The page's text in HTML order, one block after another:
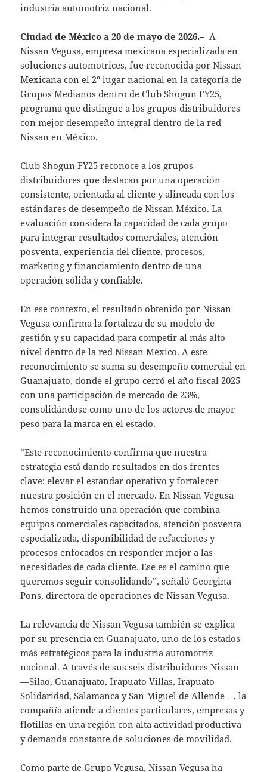
industria automotriz nacional.
Ciudad de México a 20 de mayo de 2026.– A
Nissan Vegusa, empresa mexicana especializada en
soluciones automotrices, fue reconocida por Nissan
Mexicana con el 2º lugar nacional en la categoría de
Grupos Medianos dentro de Club Shogun FY25,
programa que distingue a los grupos distribuidores
con mejor desempeño integral dentro de la red
Nissan en México.
Club Shogun FY25 reconoce a los grupos
distribuidores que destacan por una operación
consistente, orientada al cliente y alineada con los
estándares de desempeño de Nissan México. La
evaluación considera la capacidad de cada grupo
para integrar resultados comerciales, atención
posventa, experiencia del cliente, procesos,
marketing y financiamiento dentro de una
operación sólida y confiable.
En ese contexto, el resultado obtenido por Nissan
Vegusa confirma la fortaleza de su modelo de
gestión y su capacidad para competir al más alto
nivel dentro de la red Nissan México. A este
reconocimiento se suma su desempeño comercial en
Guanajuato, donde el grupo cerró el año fiscal 2025
con una participación de mercado de 23%,
consolidándose como uno de los actores de mayor
peso para la marca en el estado.
“Este reconocimiento confirma que nuestra
estrategia está dando resultados en dos frentes
clave: elevar el estándar operativo y fortalecer
nuestra posición en el mercado. En Nissan Vegusa
hemos construido una operación que combina
equipos comerciales capacitados, atención posventa
especializada, disponibilidad de refacciones y
procesos enfocados en responder mejor a las
necesidades de cada cliente. Ese es el camino que
queremos seguir consolidando”, señaló Georgina
Pons, directora de operaciones de Nissan Vegusa.
La relevancia de Nissan Vegusa también se explica
por su presencia en Guanajuato, uno de los estados
más estratégicos para la industria automotriz
nacional. A través de sus seis distribuidores Nissan
—Silao, Guanajuato, Irapuato Villas, Irapuato
Solidaridad, Salamanca y San Miguel de Allende—, la
compañía atiende a clientes particulares, empresas y
flotillas en una región con alta actividad productiva
y demanda constante de soluciones de movilidad.
Como parte de Grupo Vegusa, Nissan Vegusa ha